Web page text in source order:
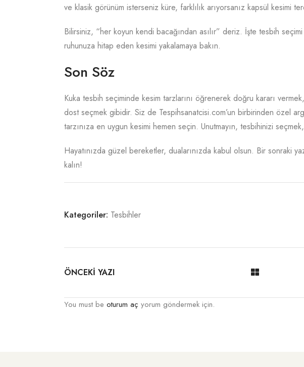
ve klasik görünüm isterseniz küre, farklılık arıyorsanız kapsül kesimi
Bilirsiniz, “her koyun kendi bacağından asılır” deriz. İşte tesbih
ruhunuza hitap eden kesimi yakalamaya bakın.
Son Söz
Kuka tesbih seçiminde kesim tarzlarını öğrenerek doğru kararı
dost seçmek gibidir. Siz de Tespihsanatcisi.com’un birbirinden özel
tarzınıza en uygun kesimi hemen seçin. Unutmayın, tesbihinizi
Hayatınızda güzel bereketler, dualarınızda kabul olsun. Bir sonraki
kalın!
Kategoriler: Tesbihler
ÖNCEKİ YAZI
You must be oturum aç yorum göndermek için.